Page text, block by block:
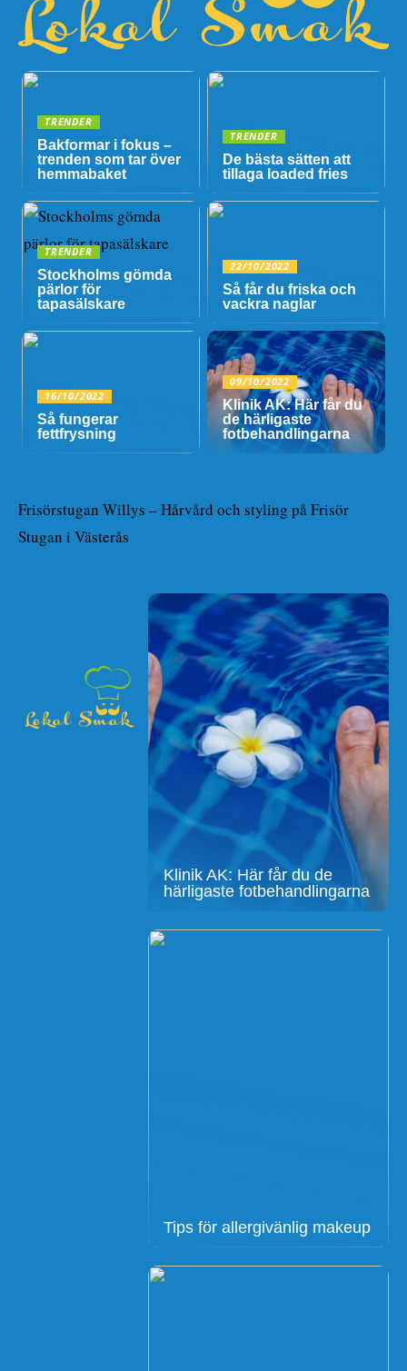
TRENDER
Bakformar i fokus –
trenden som tar över
hemmabaket
TRENDER
De bästa sätten att
tillaga loaded fries
TRENDER
Stockholms gömda
pärlor för
tapasälskare
22/10/2022
Så får du friska och
vackra naglar
16/10/2022
Så fungerar
fettfrysning
09/10/2022
Klinik AK: Här får du
de härligaste
fotbehandlingarna
Frisörstugan Willys – Hårvård och styling på Frisör
Stugan i Västerås
Klinik AK: Här får du de
härligaste fotbehandlingarna
Tips för allergivänlig makeup